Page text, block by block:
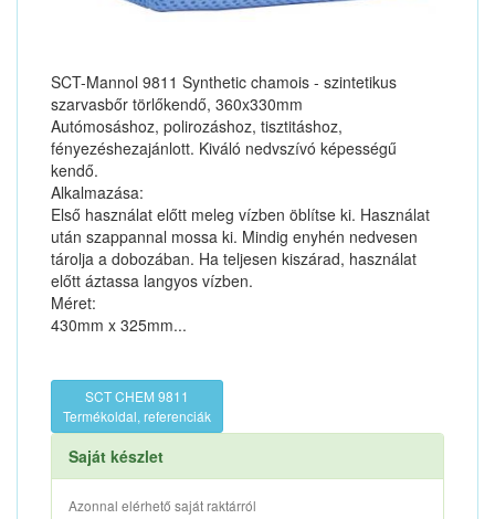
SCT-Mannol 9811 Synthetic chamois - szintetikus
szarvasbőr törlőkendő, 360x330mm
Autómosáshoz, polirozáshoz, tisztitáshoz,
fényezéshezajánlott. Kiváló nedvszívó képességű
kendő.
Alkalmazása:
Első használat előtt meleg vízben öblítse ki. Használat
után szappannal mossa ki. Mindig enyhén nedvesen
tárolja a dobozában. Ha teljesen kiszárad, használat
előtt áztassa langyos vízben.
Méret:
430mm x 325mm...
SCT CHEM 9811
Termékoldal, referenciák
Saját készlet
Azonnal elérhető saját raktárról